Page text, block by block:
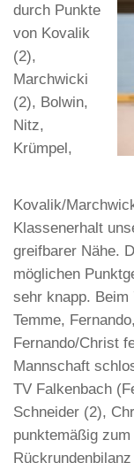
durch Punkte
von Kovalik
(2),
Marchwicki
(2), Bolwin,
Nitz,
Krümpel,
Kovalik/
Klassenerhalt
greifbarer Nähe.
möglichen
sehr knapp.
Temme,
Fernando/Christ
Mannschaft
TV Falkenbach
Schneider (2),
punktemäßig